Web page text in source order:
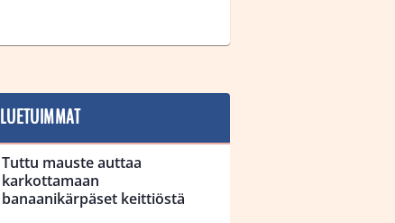
LUETUIMMAT
Tuttu mauste auttaa
karkottamaan
banaanikärpäset keittiöstä